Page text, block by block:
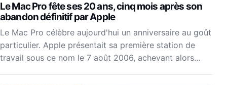
Le Mac Pro fête ses 20 ans, cinq mois après son
abandon définitif par Apple
Le Mac Pro célèbre aujourd'hui un anniversaire au goût
particulier. Apple présentait sa première station de
travail sous ce nom le 7 août 2006, achevant alors…